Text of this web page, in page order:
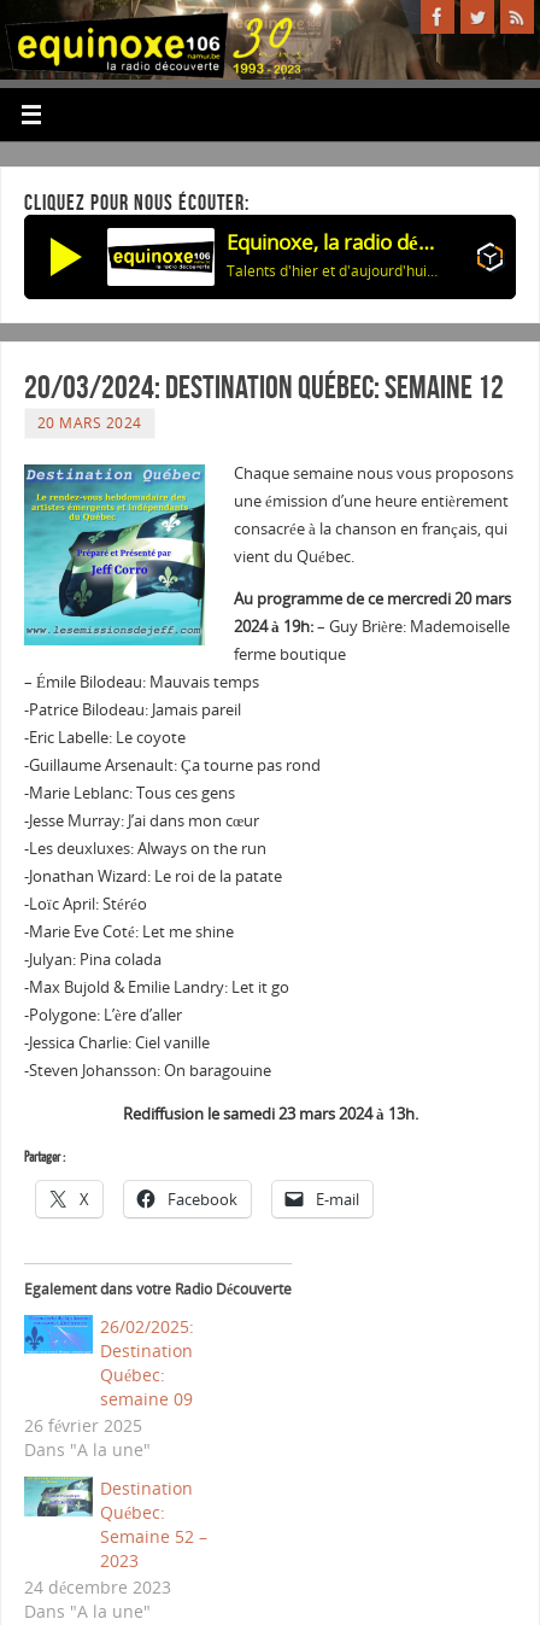
CLIQUEZ POUR NOUS ÉCOUTER:
Equinoxe, la radio découverte
Talents d'hier et d'aujourd'hui: Adaptations chansons américaines-01
20/03/2024: Destination Québec: semaine 12
20 MARS 2024
Chaque semaine nous vous proposons
une émission d’une heure entièrement
consacrée à la chanson en français, qui
vient du Québec.
Au programme de ce mercredi 20 mars
2024 à 19h:– Guy Brière: Mademoiselle
ferme boutique
– Émile Bilodeau: Mauvais temps
-Patrice Bilodeau: Jamais pareil
-Eric Labelle: Le coyote
-Guillaume Arsenault: Ça tourne pas rond
-Marie Leblanc: Tous ces gens
-Jesse Murray: J’ai dans mon cœur
-Les deuxluxes: Always on the run
-Jonathan Wizard: Le roi de la patate
-Loïc April: Stéréo
-Marie Eve Coté: Let me shine
-Julyan: Pina colada
-Max Bujold & Emilie Landry: Let it go
-Polygone: L’ère d’aller
-Jessica Charlie: Ciel vanille
-Steven Johansson: On baragouine
Rediffusion le samedi 23 mars 2024 à 13h.
Partager :
X Facebook E-mail
Egalement dans votre Radio Découverte
26/02/2025:
Destination
Québec:
semaine 09
26 février 2025
Dans "A la une"
Destination
Québec:
Semaine 52 –
2023
24 décembre 2023
Dans "A la une"